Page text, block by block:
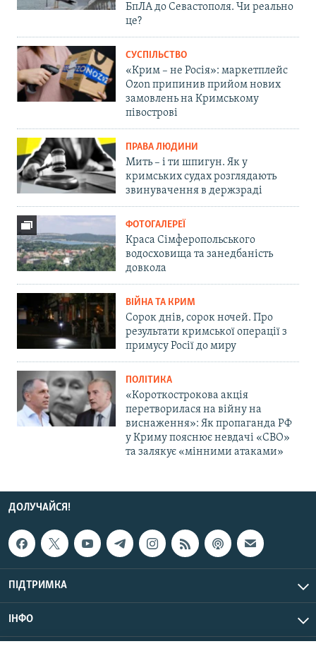
БпЛА до Севастополя. Чи реально
це?
СУСПІЛЬСТВО
«Крим – не Росія»: маркетплейс
Ozon припинив прийом нових
замовлень на Кримському
півострові
ПРАВА ЛЮДИНИ
Мить – і ти шпигун. Як у
кримських судах розглядають
звинувачення в держзраді
ФОТОГАЛЕРЕЇ
Краса Сімферопольського
водосховища та занедбаність
довкола
ВІЙНА ТА КРИМ
Сорок днів, сорок ночей. Про
результати кримської операції з
примусу Росії до миру
ПОЛІТИКА
«Короткострокова акція
перетворилася на війну на
виснаження»: Як пропаганда РФ
у Криму пояснює невдачі «СВО»
та залякує «мінними атаками»
ДОЛУЧАЙСЯ!
ПІДТРИМКА
ІНФО